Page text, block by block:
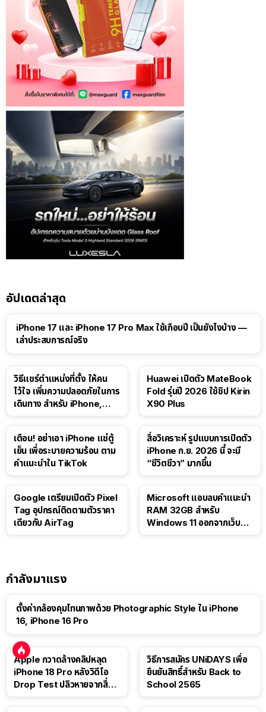
อัปเดตล่าสุด
iPhone 17 และ iPhone 17 Pro Max ใช้เกือบปี เป็นยังไงบ้าง —
เล่าประสบการณ์จริง
วิธีแชร์ตำแหน่งที่ตั้ง ให้คน
ไว้ใจ เพิ่มความปลอดภัยในการ
เดินทาง สำหรับ iPhone,
Huawei เปิดตัว MateBook
Fold รุ่นปี 2026 ใช้ชิป Kirin
X90 Plus
เตือน! อย่าเอา iPhone แช่ตู้
เย็น เพื่อระบายความร้อน ตาม
คำแนะนำใน TikTok
สื่อวิเคราะห์ รูปแบบการเปิดตัว
iPhone ก.ย. 2026 นี้ จะมี
“ชีวิตชีวา” มากขึ้น
Google เตรียมเปิดตัว Pixel
Tag อุปกรณ์ติดตามตัวราคา
เดียวกับ AirTag
Microsoft แอบลบคำแนะนำ
RAM 32GB สำหรับ
Windows 11 ออกจากเว็บตัว
กำลังมาแรง
ตั้งค่ากล้องคุมโทนภาพด้วย Photographic Style ใน iPhone
16, iPhone 16 Pro
Apple กวาดล้างคลิปหลุด
iPhone 18 Pro หลังวิดีโอ
Drop Test ปลิวหายจากสื่อ
วิธีการสมัคร UNiDAYS เพื่อ
ยืนยันสิทธิ์สำหรับ Back to
School 2565